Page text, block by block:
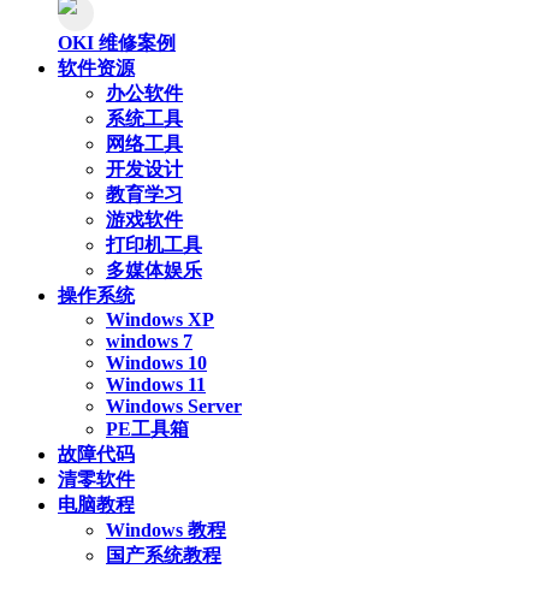
OKI 维修案例
软件资源
办公软件
系统工具
网络工具
开发设计
教育学习
游戏软件
打印机工具
多媒体娱乐
操作系统
Windows XP
windows 7
Windows 10
Windows 11
Windows Server
PE工具箱
故障代码
清零软件
电脑教程
Windows 教程
国产系统教程